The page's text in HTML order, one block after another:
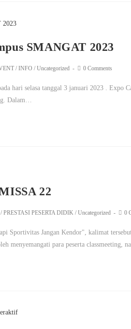
SMANGAT 2023
/ INFO / Uncategorized 0 Comments
hari selasa tanggal 3 januari 2023 . Expo
Dalam…
22
/ PRESTASI PESERTA DIDIK / Uncategorized 0
Sportivitas Jangan Kendor", kalimat
menyemangati para peserta classmeeting,